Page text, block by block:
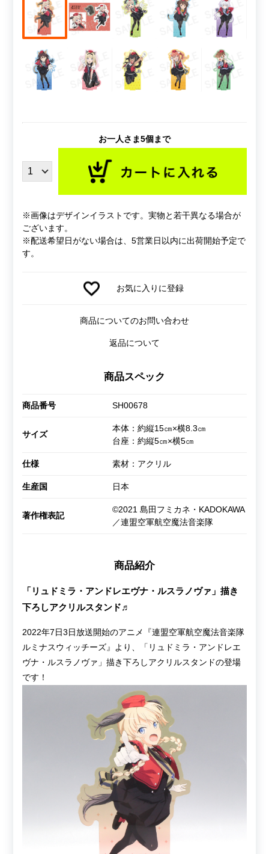
お一人さま5個まで
※画像はデザインイラストです。実物と若干異なる場合が
ございます。
※配送希望日がない場合は、5営業日以内に出荷開始予定で
す。
お気に入りに登録
商品についてのお問い合わせ
返品について
商品スペック
商品番号 SH00678
サイズ
本体：約縦15㎝×横8.3㎝
台座：約縦5㎝×横5㎝
仕様 素材：アクリル
生産国 日本
著作権表記
©2021 島田フミカネ・KADOKAWA
／連盟空軍航空魔法音楽隊
商品紹介
「リュドミラ・アンドレエヴナ・ルスラノヴァ」描き
下ろしアクリルスタンド♬
2022年7日3日放送開始のアニメ『連盟空軍航空魔法音楽隊
ルミナスウィッチーズ』より、「リュドミラ・アンドレエ
ヴナ・ルスラノヴァ」描き下ろしアクリルスタンドの登場
です！